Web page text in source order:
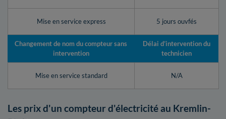
Mise en service express 5 jours ouvfés
Changement de nom du compteur sans
intervention
Délai d’intervention du
technicien
Mise en service standard N/A
Les prix d'un compteur d'électricité au Kremlin-